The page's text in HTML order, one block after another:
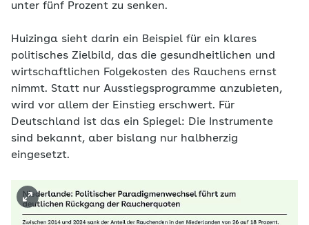
unter fünf Prozent zu senken.
Huizinga sieht darin ein Beispiel für ein klares
politisches Zielbild, das die gesundheitlichen und
wirtschaftlichen Folgekosten des Rauchens ernst
nimmt. Statt nur Ausstiegsprogramme anzubieten,
wird vor allem der Einstieg erschwert. Für
Deutschland ist das ein Spiegel: Die Instrumente
sind bekannt, aber bislang nur halbherzig
eingesetzt.